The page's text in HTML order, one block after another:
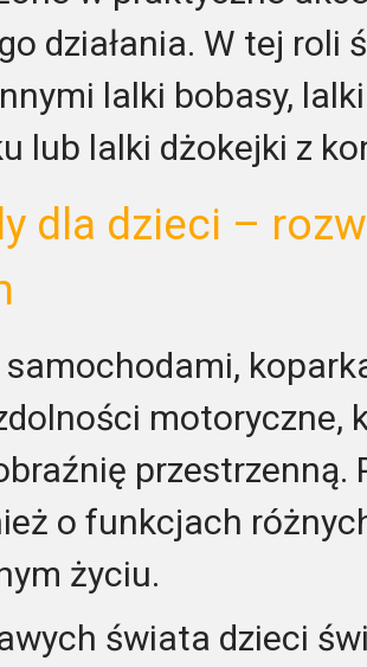
działania. W tej roli
lalki bobasy,
lub lalki dżokejki z
dla dzieci –
motoryczne,
przestrzenną.
o funkcjach
życiu.
świata dzieci